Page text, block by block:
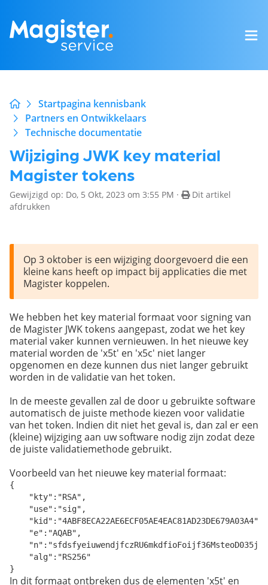
Startpagina kennisbank
Partners en Ontwikkelaars
Technische documentatie
Wijziging JWK key material
Magister tokens
Gewijzigd op: Do, 5 Okt, 2023 om 3:55 PM ·
Dit artikel
afdrukken
Op 3 oktober is een wijziging doorgevoerd die een
kleine kans heeft op impact bij applicaties die met
Magister koppelen.
We hebben het key material formaat voor signing van
de Magister JWK tokens aangepast, zodat we het key
material vaker kunnen vernieuwen. In het nieuwe key
material worden de 'x5t' en 'x5c' niet langer
opgenomen en deze kunnen dus niet langer gebruikt
worden in de validatie van het token.
In de meeste gevallen zal de door u gebruikte software
automatisch de juiste methode kiezen voor validatie
van het token. Indien dit niet het geval is, dan zal er een
(kleine) wijziging aan uw software nodig zijn zodat deze
de juiste validatiemethode gebruikt.
Voorbeeld van het nieuwe key material formaat:
{
    "kty":"RSA",
    "use":"sig",
    "kid":"4ABF8ECA22AE6ECF05AE4EAC81AD23DE679A03A4",
    "e":"AQAB",
    "alg":"RS256"
}
In dit formaat ontbreken dus de elementen 'x5t' en